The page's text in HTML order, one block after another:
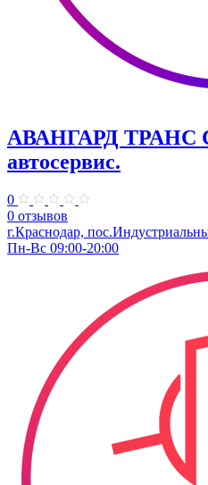
АВАНГАРД ТРАНС
автосервис.
0
0 отзывов
г.Краснодар,
Пн-Вс 09:00-20:00